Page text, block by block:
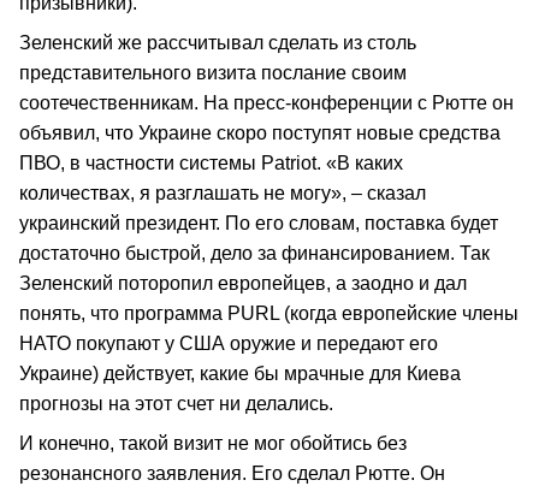
Зеленский же рассчитывал сделать из столь
представительного визита послание своим
соотечественникам. На пресс-конференции с Рютте он
объявил, что Украине скоро поступят новые средства
ПВО, в частности системы Patriot. «В каких
количествах, я разглашать не могу», – сказал
украинский президент. По его словам, поставка будет
достаточно быстрой, дело за финансированием. Так
Зеленский поторопил европейцев, а заодно и дал
понять, что программа PURL (когда европейские члены
НАТО покупают у США оружие и передают его
Украине) действует, какие бы мрачные для Киева
прогнозы на этот счет ни делались.
И конечно, такой визит не мог обойтись без
резонансного заявления. Его сделал Рютте. Он